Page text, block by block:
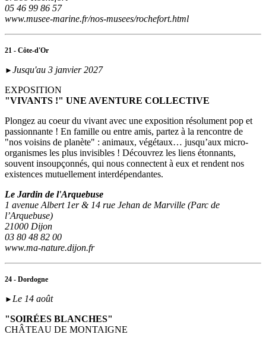
05 46 99 86 57
www.musee-marine.fr/nos-musees/rochefort.html
21 - Côte-d'Or
► Jusqu'au 3 janvier 2027
EXPOSITION
"VIVANTS !" UNE AVENTURE COLLECTIVE
Plongez au coeur du vivant avec une exposition résolument pop et
passionnante ! En famille ou entre amis, partez à la rencontre de
"nos voisins de planète" : animaux, végétaux… jusqu’aux micro-
organismes les plus invisibles ! Découvrez les liens étonnants,
souvent insoupçonnés, qui nous connectent à eux et rendent nos
existences mutuellement interdépendantes.
Le Jardin de l'Arquebuse
1 avenue Albert 1er & 14 rue Jehan de Marville (Parc de
l’Arquebuse)
21000 Dijon
03 80 48 82 00
www.ma-nature.dijon.fr
24 - Dordogne
► Le 14 août
"SOIRÉES BLANCHES"
CHÂTEAU DE MONTAIGNE